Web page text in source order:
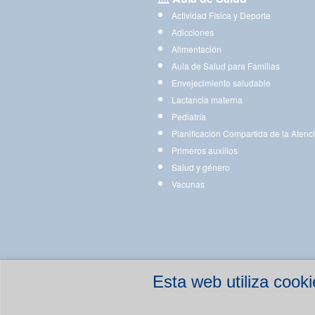
Esta web utiliza
Actividad Física y Deporte
Adicciones
Alimentación
Aula de Salud para Familias
Envejecimiento saludable
Lactancia materna
Pediatría
Planificación Compartida de la
Primeros auxilios
Salud y género
Vacunas